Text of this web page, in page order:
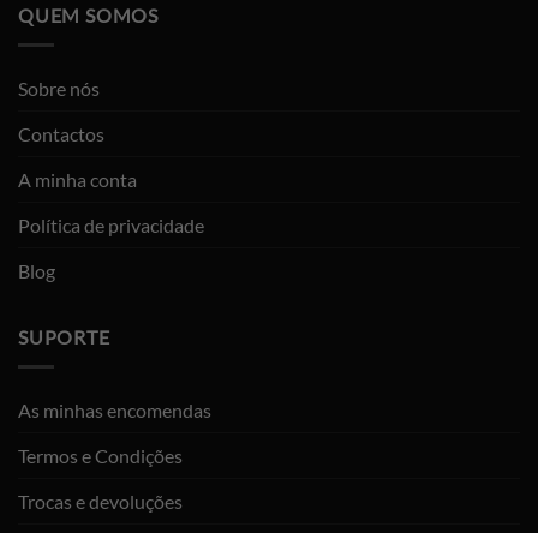
QUEM SOMOS
Sobre nós
Contactos
A minha conta
Política de privacidade
Blog
SUPORTE
As minhas encomendas
Termos e Condições
Trocas e devoluções